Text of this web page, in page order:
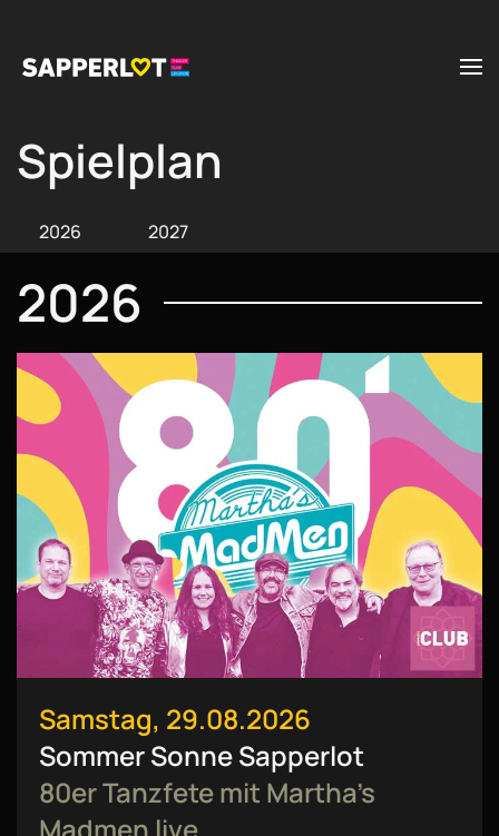
Zum Hauptinhalt springen
Spielplan
2026 2027
2026
Samstag, 29.08.2026
Sommer Sonne Sapperlot
80er Tanzfete mit Martha’s